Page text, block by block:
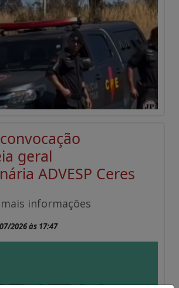
geral
ADVESP Ceres
informações
2026 às 17:47